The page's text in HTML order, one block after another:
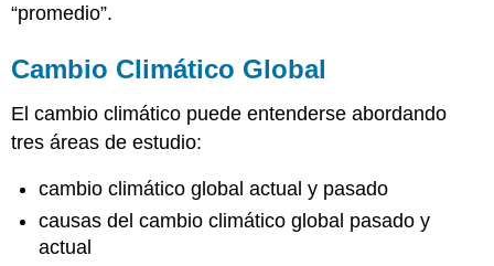
“promedio”.
Cambio Climático Global
El cambio climático puede entenderse abordando
tres áreas de estudio:
cambio climático global actual y pasado
causas del cambio climático global pasado y
actual